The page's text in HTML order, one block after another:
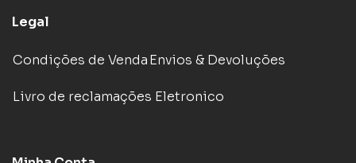
Legal
Condições de VendaEnvios & Devoluções
Livro de reclamações Eletronico